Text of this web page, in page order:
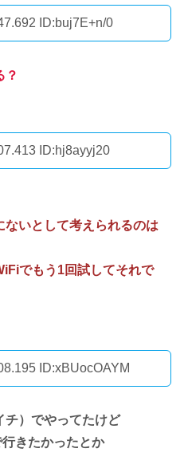
ID:buj7E+n/0
？
ID:hj8ayyj20
いとして考えられるのは
でもう1回試してそれで
ID:xBUocOAYM
チ）でやってたけど
きたかったとか